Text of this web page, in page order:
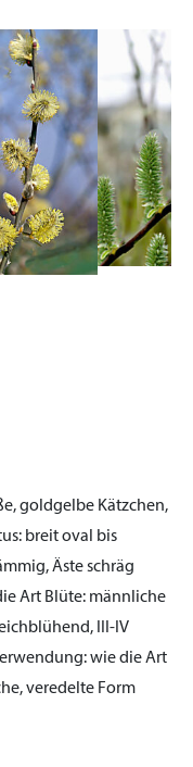
goldgelbe Kätzchen,
breit oval bis
Äste schräg
Art Blüte: männliche
III-IV
wie die Art
veredelte Form